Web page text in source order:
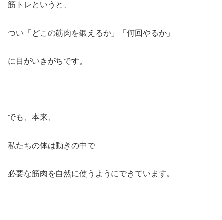
筋トレというと、
つい「どこの筋肉を鍛えるか」「何回やるか」
に目がいきがちです。
でも、本来、
私たちの体は動きの中で
必要な筋肉を自然に使うようにできています。